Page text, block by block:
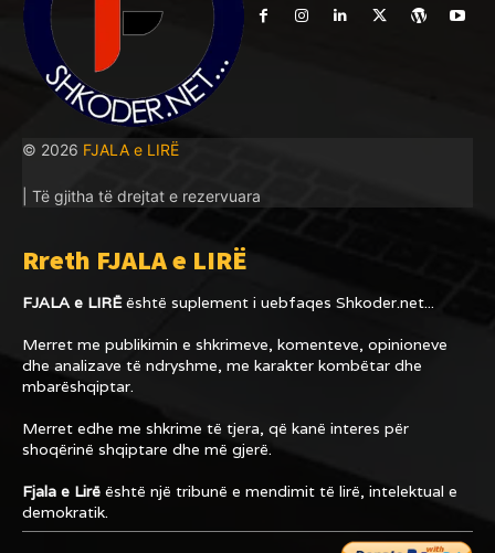
© 2026 FJALA e LIRË
| Të gjitha të drejtat e rezervuara
Rreth FJALA e LIRË
FJALA e LIRËështë suplement i uebfaqes Shkoder.net...
Merret me publikimin e shkrimeve, komenteve, opinioneve
dhe analizave të ndryshme, me karakter kombëtar dhe
mbarëshqiptar.
Merret edhe me shkrime të tjera, që kanë interes për
shoqërinë shqiptare dhe më gjerë.
Fjala e Lirë është një tribunë e mendimit të lirë, intelektual e
demokratik.